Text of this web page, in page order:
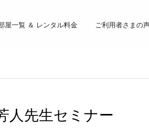
屋一覧 ＆ レンタル料金 ご利用者さまの
人先生セミナー